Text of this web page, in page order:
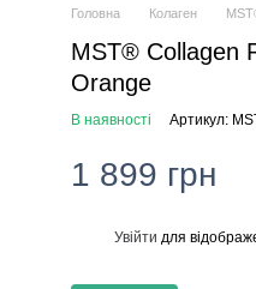
Головна Колаген
MST® Collagen
Orange
В наявності Артикул:
1 899 грн
Увійти для